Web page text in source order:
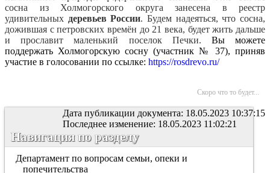
сосна из Холмогорского округа занесена в реестр
удивительных деревьев России. Будем надеяться, что сосна,
дожившая с петровских времён до 21 века, будет жить дальше
и прославит маленький поселок Печки. Вы можете
поддержать Холмогорскую сосну (участник № 37), приняв
участие в голосовании по ссылке: https://rosdrevo.ru/
Скоро что то будет...
Дата публикации документа: 18.05.2023 10:37:15
Последнее изменение: 18.05.2023 11:02:21
Навигация по разделу
Департамент по вопросам семьи, опеки и
попечительства